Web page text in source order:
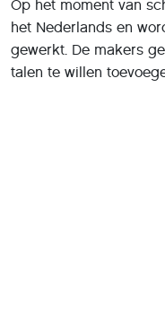
Op het moment van
het Nederlands en
gewerkt. De makers
talen te willen